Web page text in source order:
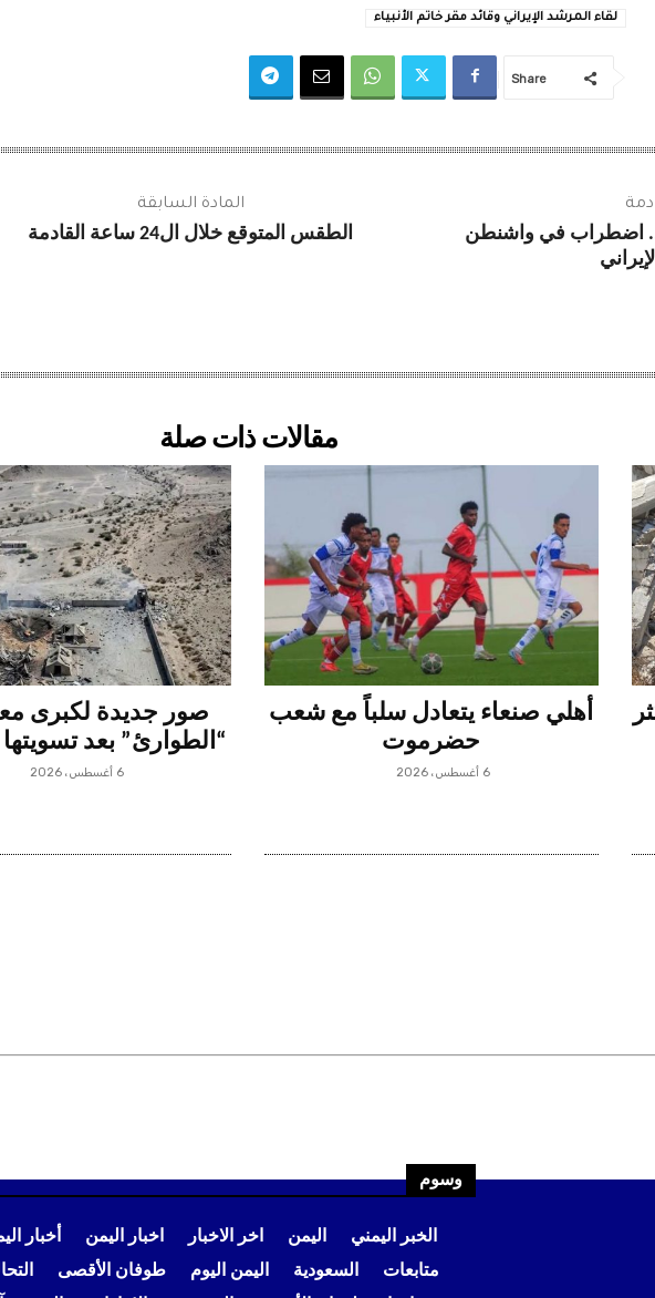
لقاء المرشد الإيراني وقائد مقر خاتم الأنبياء
Share
المادة السابقة
الطقس المتوقع خلال ال24 ساعة القادمة
اضطراب في واشنطن
مقالات ذات صلة
أهلي صنعاء يتعادل سلباً مع شعب
حضرموت
6 أغسطس، 2026
صور جديدة لكبرى
“الطوارئ” بعد
6 أغسطس، 2026
وسوم
الخبر اليمني اليمن اخر الاخبار اخبار اليمن
أخبار
متابعات
السعودية اليمن اليوم طوفان الأقصى